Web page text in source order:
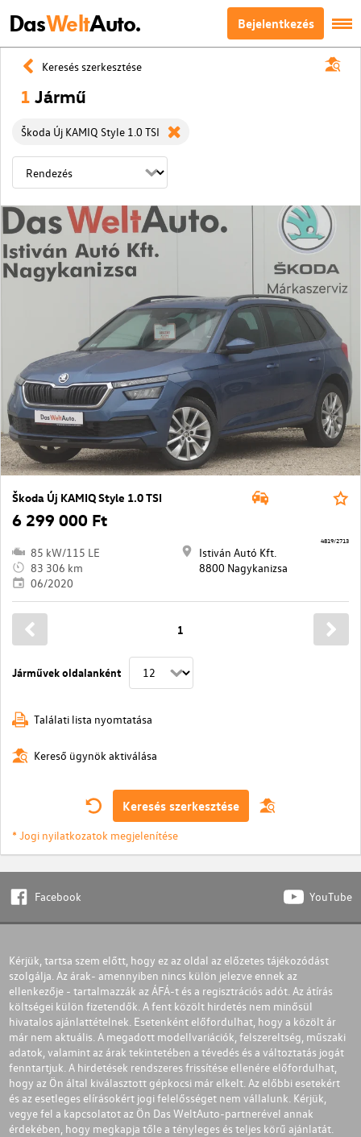
DasWeltAuto. Bejelentkezés
Keresés szerkesztése
1 Jármű
Škoda Új KAMIQ Style 1.0 TSI
Škoda Új KAMIQ Style 1.0 TSI
6 299 000 Ft
85 kW/115 LE
83 306 km
06/2020
Istiván Autó Kft.
8800 Nagykanizsa
4819/2713
Járművek oldalanként
1
Találati lista nyomtatása
Kereső ügynök aktiválása
Keresés szerkesztése
* Jogi nyilatkozatok megjelenítése
Facebook YouTube
Kérjük, tartsa szem előtt, hogy ez az oldal az előzetes tájékozódást
szolgálja. Az árak- amennyiben nincs külön jelezve ennek az
ellenkezője - tartalmazzák az ÁFÁ-t és a regisztrációs adót. Az átírás
költségei külön fizetendők. A fent közölt hirdetés nem minősül
hivatalos ajánlattételnek. Esetenként előfordulhat, hogy a közölt ár
már nem aktuális. A megadott modellvariációk, felszereltség, műszaki
adatok, valamint az árak tekintetében a tévedés és a változtatás jogát
fenntartjuk. A hirdetések rendszeres frissítése ellenére előfordulhat,
hogy az Ön által kiválasztott gépkocsi már elkelt. Az előbbi esetekért
és az esetleges elírásokért jogi felelősséget nem vállalunk. Kérjük,
vegye fel a kapcsolatot az Ön Das WeltAuto-partnerével annak
érdekében, hogy megkapja tőle a tényleges és teljes körű ajánlatát.